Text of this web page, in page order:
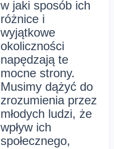
w jaki sposób ich
różnice i
wyjątkowe
okoliczności
napędzają te
mocne strony.
Musimy dążyć do
zrozumienia przez
młodych ludzi, że
wpływ ich
społecznego,